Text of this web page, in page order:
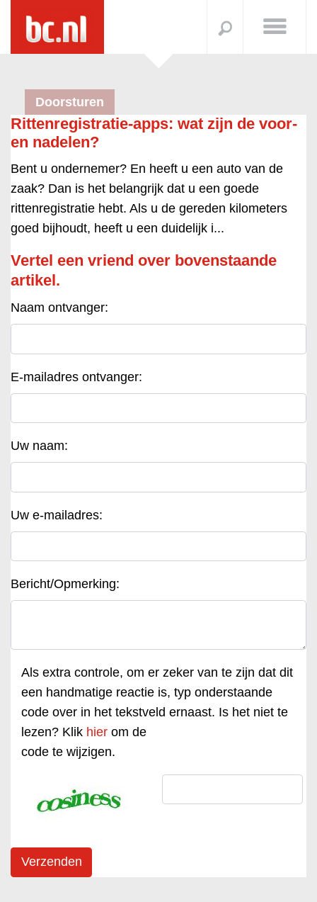
Doorsturen
Rittenregistratie-apps: wat zijn de voor-
en nadelen?
Bent u ondernemer? En heeft u een auto van de
zaak? Dan is het belangrijk dat u een goede
rittenregistratie hebt. Als u de gereden kilometers
goed bijhoudt, heeft u een duidelijk i...
Vertel een vriend over bovenstaande
artikel.
Naam ontvanger:
E-mailadres ontvanger:
Uw naam:
Uw e-mailadres:
Bericht/Opmerking:
Als extra controle, om er zeker van te zijn dat dit
een handmatige reactie is, typ onderstaande
code over in het tekstveld ernaast. Is het niet te
lezen? Klik hier om de
code te wijzigen.